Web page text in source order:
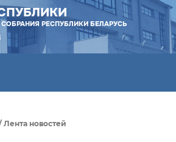
РЕСПУБЛИКИ БЕЛАРУСЬ
Лента новостей